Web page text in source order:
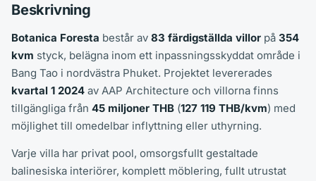
Beskrivning
Botanica Foresta består av 83 färdigställda villor på 354
kvm styck, belägna inom ett inpassningsskyddat område i
Bang Tao i nordvästra Phuket. Projektet levererades
kvartal 1 2024 av AAP Architecture och villorna finns
tillgängliga från 45 miljoner THB (127 119 THB/kvm) med
möjlighet till omedelbar inflyttning eller uthyrning.
Varje villa har privat pool, omsorgsfullt gestaltade
balinesiska interiörer, komplett möblering, fullt utrustat